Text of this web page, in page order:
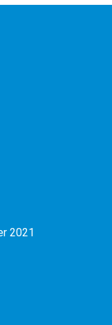
2021